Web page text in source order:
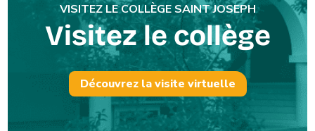
VISITEZ LE COLLÈGE SAINT JOSEPH
Visitez le collège
Découvrez la visite virtuelle